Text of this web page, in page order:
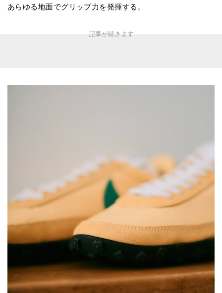
あらゆる地面でグリップ力を発揮する。